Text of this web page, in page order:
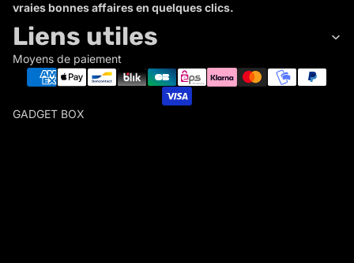
vraies bonnes affaires en quelques clics.
Liens utiles
Moyens de paiement
GADGET BOX